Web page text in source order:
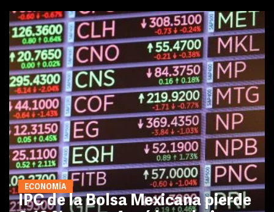
ECONOMÍA
IPC de la Bolsa Mexicana pierde